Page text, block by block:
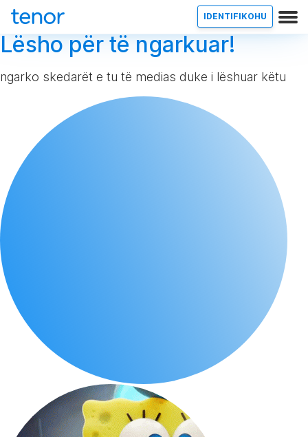
IDENTIFIKOHU
Lësho për të ngarkuar!
ngarko skedarët e tu të medias duke i lëshuar këtu